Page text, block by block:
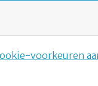
voorkeuren